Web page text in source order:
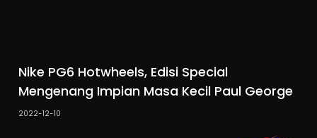
Nike PG6 Hotwheels, Edisi Special
Mengenang Impian Masa Kecil Paul George
2022-12-10